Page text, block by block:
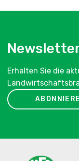
Erhalten Sie die